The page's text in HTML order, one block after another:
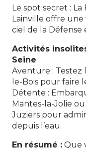
Le spot secret :
Lainville offre
ciel de la Défense
Activités
Seine
Aventure : Testez
le-Bois pour faire
Détente :
Mantes-la-Jolie
Juziers pour
depuis l’eau.
En résumé : Que